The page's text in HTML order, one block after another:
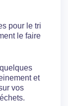
pour le tri
le faire
et
vos